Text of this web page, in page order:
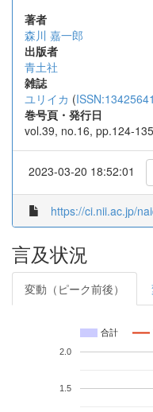
著者
森川 嘉一郎
出版者
青土社
雑誌
ユリイカ (ISSN:13425641
巻号頁・発行日
vol.39, no.16, pp.124-
2023-03-20 18:52:01
https://ci.nii.ac.jp/
言及状況
変動（ピーク前後）
合計
1.5
2.0